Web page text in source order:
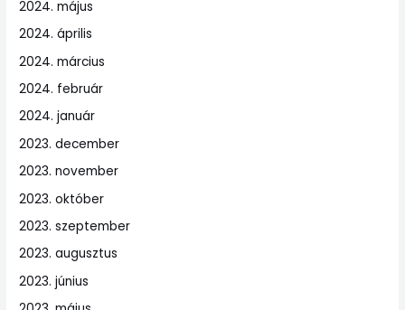
2024. május
2024. április
2024. március
2024. február
2024. január
2023. december
2023. november
2023. október
2023. szeptember
2023. augusztus
2023. június